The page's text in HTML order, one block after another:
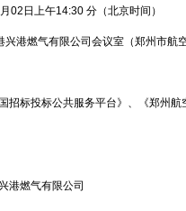
月 02 日上午14:30 分（北京时间）
兴港燃气有限公司会议室（郑州市航
招标投标公共服务平台》、《郑州
港燃气有限公司